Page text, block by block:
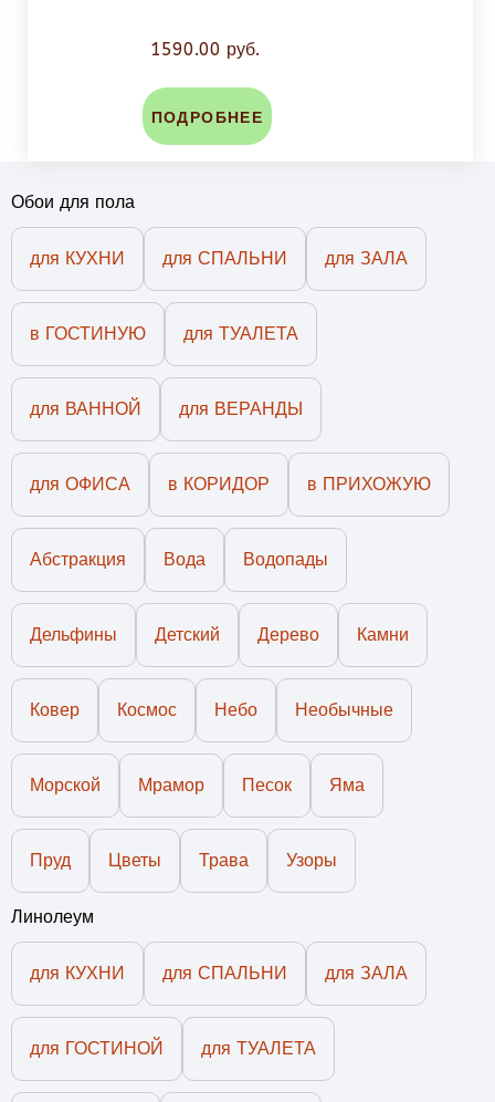
1590.00 руб.
ПОДРОБНЕЕ
Обои для пола
для КУХНИ для СПАЛЬНИ для ЗАЛА
в ГОСТИНУЮ для ТУАЛЕТА
для ВАННОЙ для ВЕРАНДЫ
для ОФИСА в КОРИДОР в ПРИХОЖУЮ
Абстракция Вода Водопады
Дельфины Детский Дерево Камни
Ковер Космос Небо Необычные
Морской Мрамор Песок Яма
Пруд Цветы Трава Узоры
Линолеум
для КУХНИ для СПАЛЬНИ для ЗАЛА
для ГОСТИНОЙ для ТУАЛЕТА